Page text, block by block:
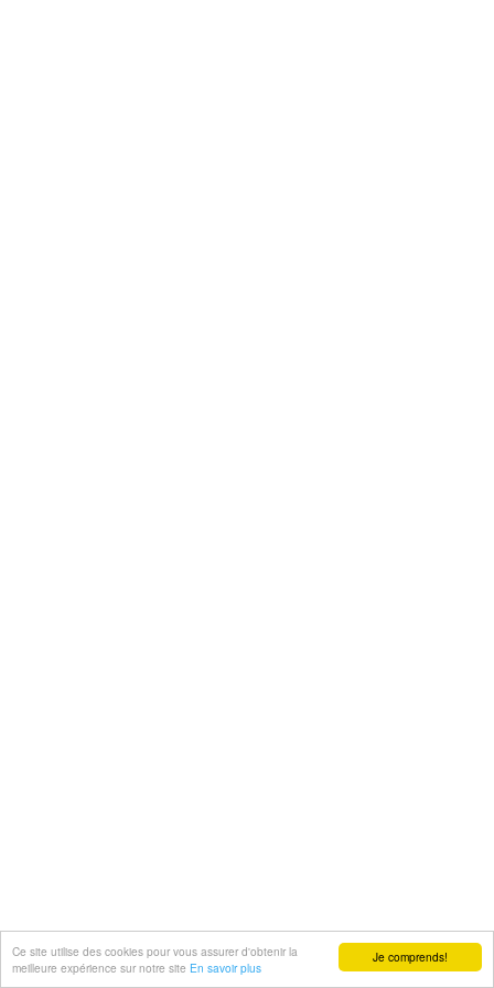
Je comprends!
Ce site utilise des cookies pour vous assurer d'obtenir la
meilleure expérience sur notre site En savoir plus